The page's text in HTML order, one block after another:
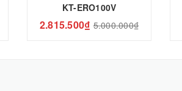
KT-ERO100V
2.815.500₫ 5.000.000₫